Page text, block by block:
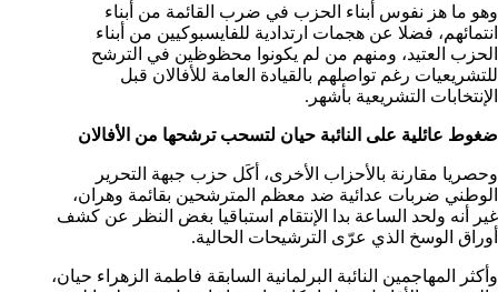
وهو ما هز نفوس أبناء الحزب في ضرب القائمة من أبناء
انتمائهم، فضلا عن هجمات ارتدادية للفايسبوكيين من أبناء
الحزب العتيد، ومنهم من لم يكونوا محظوظين في الترشح
للتشريعيات رغم تواصلهم بالقيادة العامة للأفالان قبل
الإنتخابات التشريعية بأشهر.
ضغوط عائلية على النائبة حيان لتسحب ترشحها من الأفالان
وحصريا مقارنة بالأحزاب الأخرى، أكَل حزب جبهة التحرير
الوطني ضربات عدائية ضد معظم المترشحين بقائمة وهران،
غير أنه ولحد الساعة بدا الإنتقام استباقيا بغض النظر عن كشف
أوراق الوسخ الذي عرّى الترشيحات الحالية.
وأكثر المهاجمين النائبة البرلمانية السابقة فاطمة الزهراء حيان،